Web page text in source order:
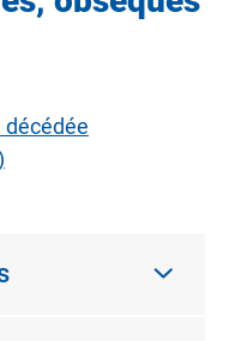
décédée